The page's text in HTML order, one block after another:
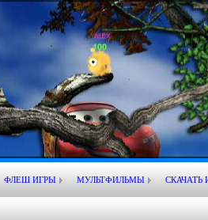
ФЛЕШ ИГРЫ МУЛЬТФИЛЬМЫ СКАЧАТЬ